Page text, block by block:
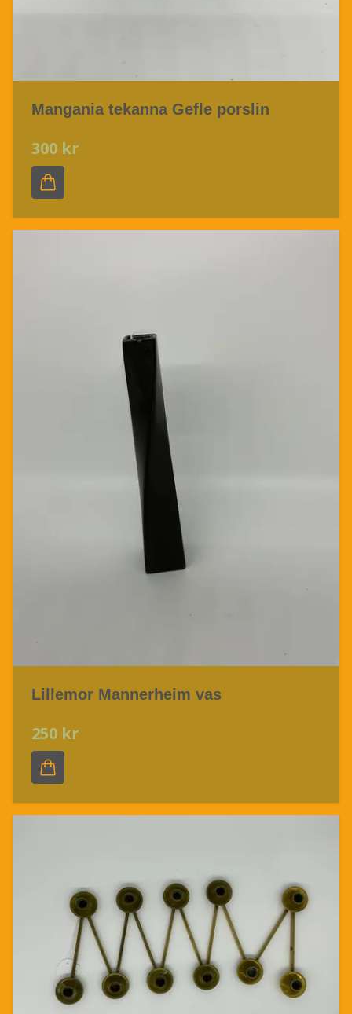
Mangania tekanna Gefle porslin
300 kr
Lillemor Mannerheim vas
250 kr